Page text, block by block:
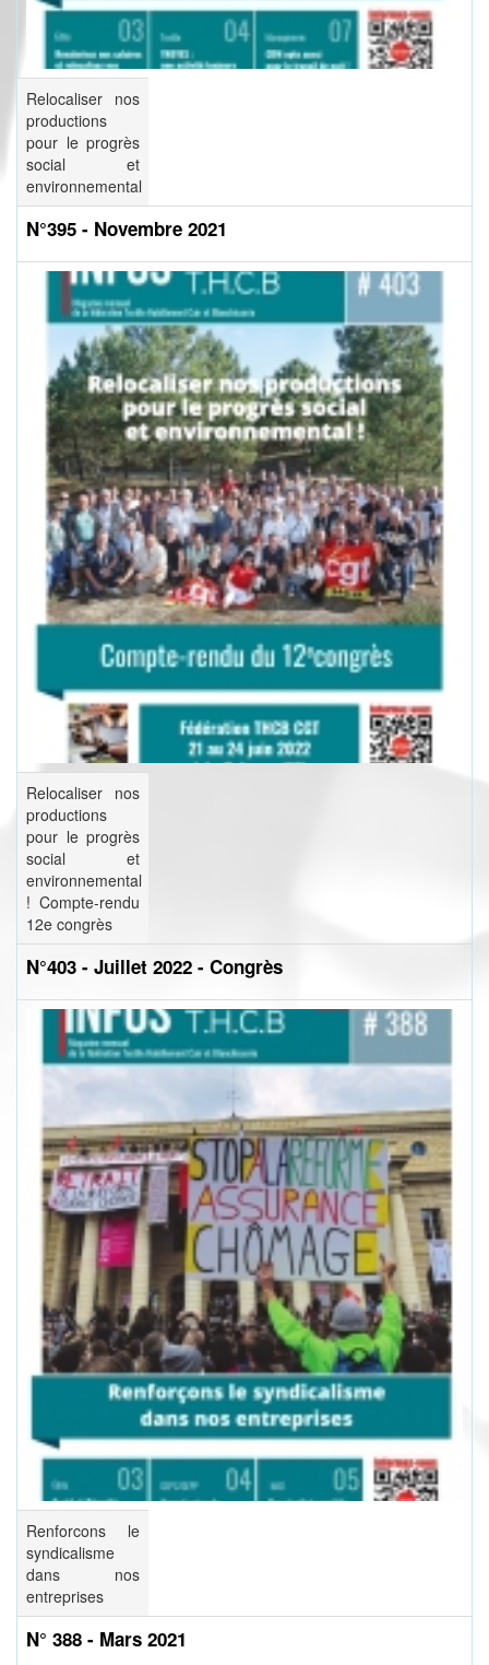
Relocaliser nos
productions
pour le progrès
social et
environnemental
N°395 - Novembre 2021
Relocaliser nos
productions
pour le progrès
social et
environnemental
! Compte-rendu
12e congrès
N°403 - Juillet 2022 - Congrès
Renforcons le
syndicalisme
dans nos
entreprises
N° 388 - Mars 2021